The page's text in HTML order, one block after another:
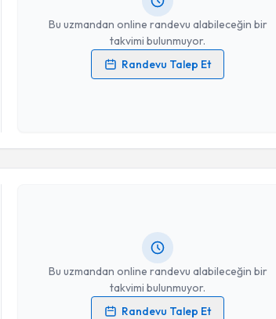
Bu uzmandan online randevu alabileceğin bir
takvimi bulunmuyor.
Randevu Talep Et
Kişisel verilerimin işlenmesine ilişkinAydınlatma Metni
Bu uzmandan online randevu alabileceğin bir
takvimi bulunmuyor.
Randevu Talep Et
Randevu Takvimi Talebi
Psk. Esra Kütle